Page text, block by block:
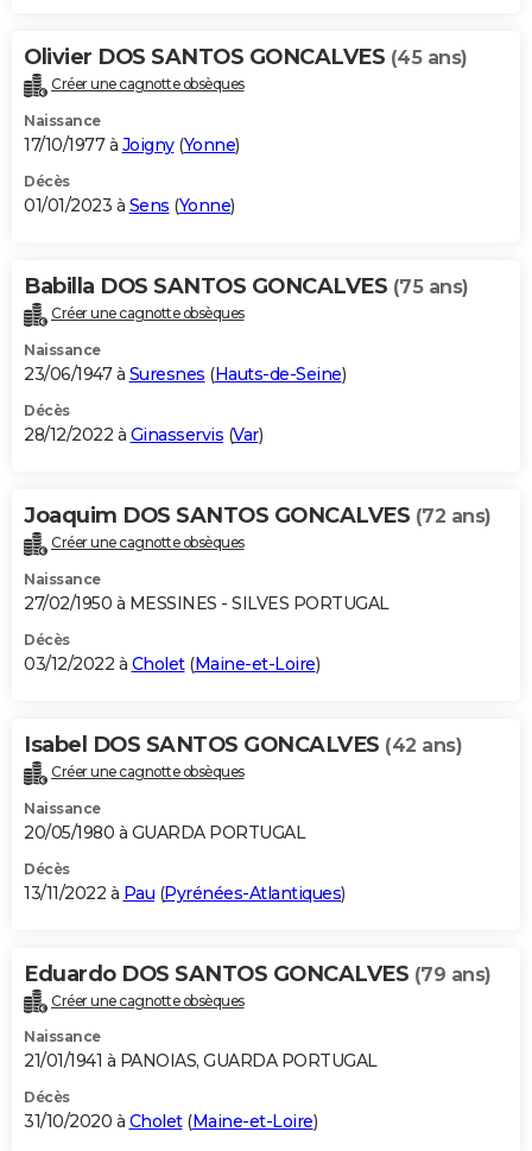
Olivier DOS SANTOS GONCALVES (45 ans)
Créer une cagnotte obsèques
Naissance
17/10/1977 à Joigny(Yonne)
Décès
01/01/2023 à Sens (Yonne)
Babilla DOS SANTOS GONCALVES (75 ans)
Créer une cagnotte obsèques
Naissance
23/06/1947 à Suresnes (Hauts-de-Seine)
Décès
28/12/2022 à Ginasservis (Var)
Joaquim DOS SANTOS GONCALVES (72 ans)
Créer une cagnotte obsèques
Naissance
27/02/1950 à MESSINES - SILVES PORTUGAL
Décès
03/12/2022 à Cholet(Maine-et-Loire)
Isabel DOS SANTOS GONCALVES (42 ans)
Créer une cagnotte obsèques
Naissance
20/05/1980 à GUARDA PORTUGAL
Décès
13/11/2022 à Pau (Pyrénées-Atlantiques)
Eduardo DOS SANTOS GONCALVES (79 ans)
Créer une cagnotte obsèques
Naissance
21/01/1941 à PANOIAS, GUARDA PORTUGAL
Décès
31/10/2020 à Cholet(Maine-et-Loire)